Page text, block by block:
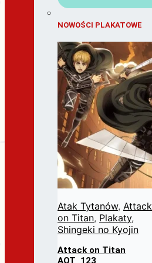
NOWOŚCI PLAKATOWE
Atak Tytanów, Attack
on Titan, Plakaty,
Shingeki no Kyojin
Attack on Titan
AOT_123